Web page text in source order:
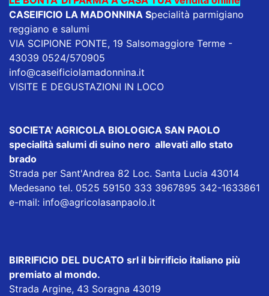
CASEIFICIO LA MADONNINA Specialità parmigiano
reggiano e salumi
VIA SCIPIONE PONTE, 19 Salsomaggiore Terme -
43039 0524/570905
info@caseificiolamadonnina.it
VISITE E DEGUSTAZIONI IN LOCO
SOCIETA' AGRICOLA BIOLOGICA SAN PAOLO
specialità salumi di suino nero allevati allo stato
brado
Strada per Sant'Andrea 82 Loc. Santa Lucia 43014
Medesano tel. 0525 59150 333 3967895 342-1633861
e-mail: info@agricolasanpaolo.it
BIRRIFICIO DEL DUCATO srl il birrificio italiano più
premiato al mondo.
Strada Argine, 43 Soragna 43019